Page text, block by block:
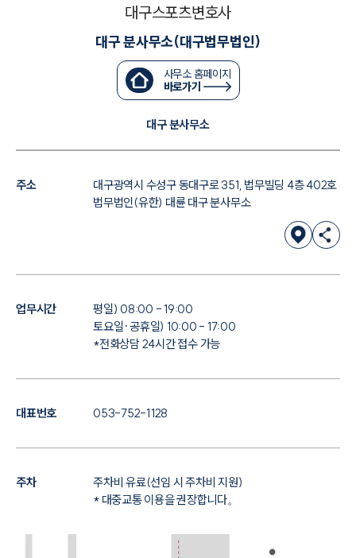
대구스포츠변호사
대구 분사무소(대구법무법인)
사무소 홈페이지
바로가기
대구 분사무소
주소
대구광역시 수성구 동대구로 351, 법무빌딩 4층 402호
법무법인(유한) 대륜 대구 분사무소
업무시간
평일) 08:00 - 19:00
토요일·공휴일) 10:00 - 17:00
*전화상담 24시간 접수 가능
대표번호 053-752-1128
주차
주차비 유료(선임 시 주차비 지원)
* 대중교통 이용을 권장합니다。